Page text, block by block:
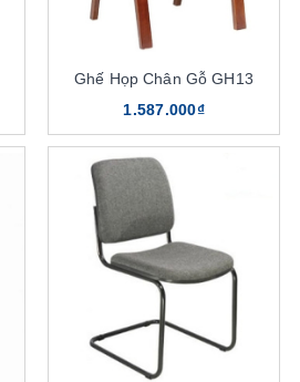
Ghế Họp Chân Gỗ GH13
1.587.000₫